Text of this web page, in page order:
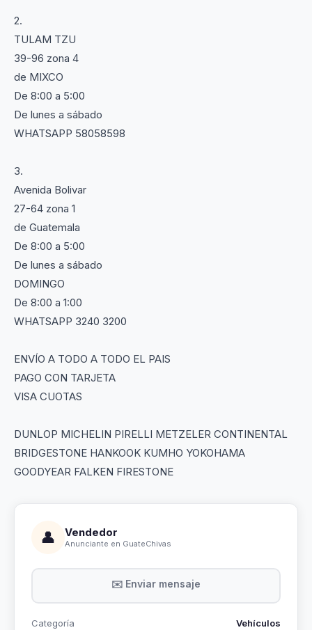
2.
TULAM TZU
39-96 zona 4
de MIXCO
De 8:00 a 5:00
De lunes a sábado
WHATSAPP 58058598
3.
Avenida Bolivar
27-64 zona 1
de Guatemala
De 8:00 a 5:00
De lunes a sábado
DOMINGO
De 8:00 a 1:00
WHATSAPP 3240 3200
ENVÍO A TODO A TODO EL PAIS
PAGO CON TARJETA
VISA CUOTAS
DUNLOP MICHELIN PIRELLI METZELER CONTINENTAL
BRIDGESTONE HANKOOK KUMHO YOKOHAMA
GOODYEAR FALKEN FIRESTONE
👤 Vendedor
Anunciante en GuateChivas
✉️ Enviar mensaje
Categoría Vehículos